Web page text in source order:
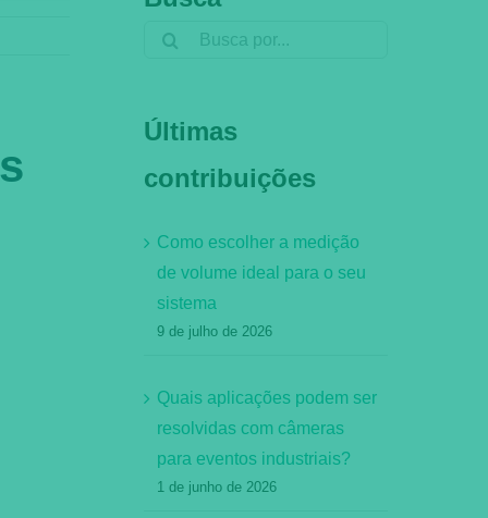
Search
Últimas
contribuições
Como escolher a medição
de volume ideal para o seu
sistema
9 de julho de 2026
Quais aplicações podem ser
resolvidas com câmeras
para eventos industriais?
1 de junho de 2026